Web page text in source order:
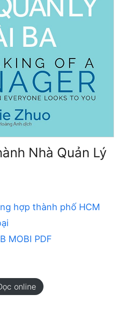
Nhà Quản Lý
hợp thành phố HCM
MOBI PDF
online